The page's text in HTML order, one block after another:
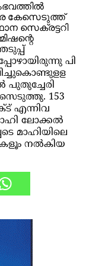
കേസെടുത്ത്
സെക്രട്ടറി
പി
പുതുച്ചേരി
153
എന്നിവ
ലോക്കല്‍
മാഹിയിലെ
നല്‍കിയ